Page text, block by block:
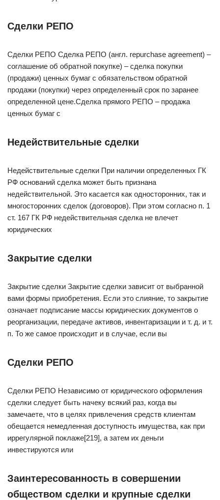
Сделки РЕПО
Сделки РЕПО Сделка РЕПО (англ. repurchase agreement) –
соглашение об обратной покупке) – сделка покупки
(продажи) ценных бумаг с обязательством обратной
продажи (покупки) через определенный срок по заранее
определенной цене.Сделка прямого РЕПО – продажа
ценных бумаг с
Недействительные сделки
Недействительные сделки При наличии определенных ГК
РФ оснований сделка может быть признана
недействительной. Это касается как односторонних, так и
многосторонних сделок (договоров). При этом согласно п. 1
ст. 167 ГК РФ недействительная сделка не влечет
юридических
Закрытие сделки
Закрытие сделки Закрытие сделки зависит от выбранной
вами формы приобретения. Если это слияние, то закрытие
означает подписание массы юридических документов о
реорганизации, передаче активов, инвентаризации и т. д. и т.
п. То же самое происходит и в случае, если вы
Сделки РЕПО
Сделки РЕПО Независимо от юридического оформления
сделки следует быть начеку всякий раз, когда вы
замечаете, что в целях привлечения средств клиентам
обещается немедленная доступность имущества, как при
иррегулярной поклаже[219], а затем их деньги
инвестируются или
Заинтересованность в совершении
обществом сделки и крупные сделки